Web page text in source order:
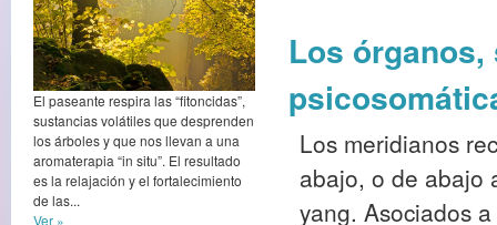
El paseante respira las “fitoncidas”,
sustancias volátiles que desprenden
los árboles y que nos llevan a una
aromaterapia “in situ”. El resultado
es la relajación y el fortalecimiento
de las...
Ver »
Los
Los meridianos
abajo, o de abajo
yang. Asociados